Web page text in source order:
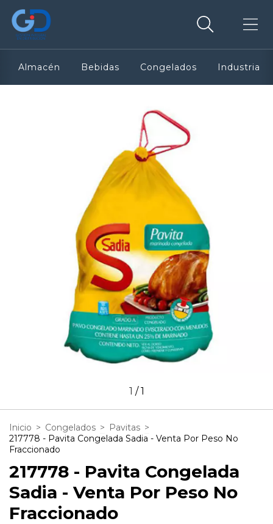
Almacén Bebidas Congelados Industria
1 /1
Inicio > Congelados > Pavitas >
217778 - Pavita Congelada Sadia - Venta Por Peso No
Fraccionado
217778 - Pavita Congelada
Sadia - Venta Por Peso No
Fraccionado